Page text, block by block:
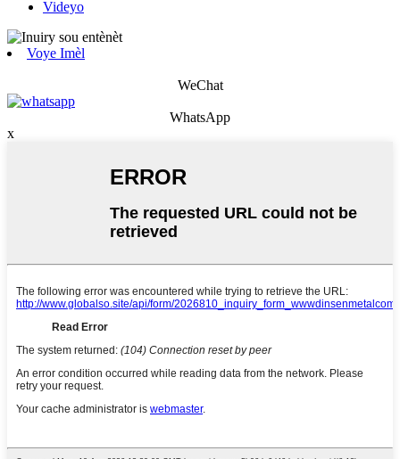
Videyo
Voye Imèl
WeChat
WhatsApp
x